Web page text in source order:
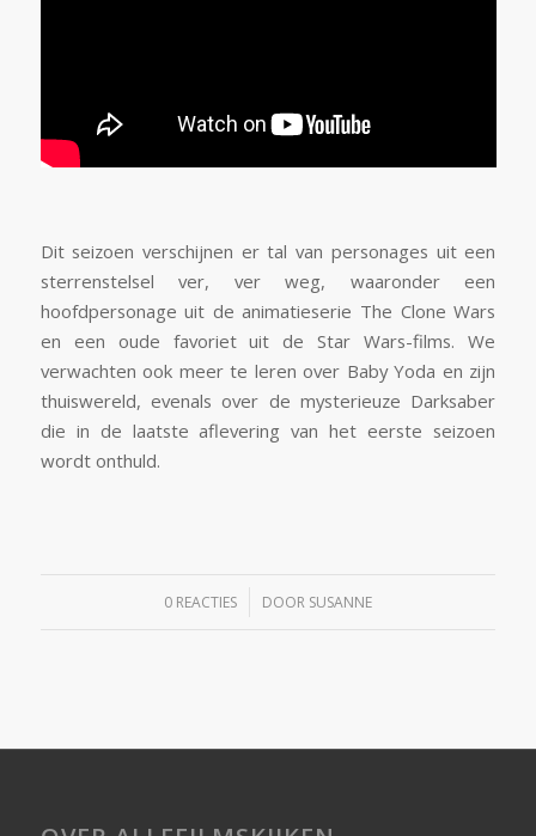
Dit seizoen verschijnen er tal van personages uit een
sterrenstelsel ver, ver weg, waaronder een
hoofdpersonage uit de animatieserie The Clone Wars
en een oude favoriet uit de Star Wars-films. We
verwachten ook meer te leren over Baby Yoda en zijn
thuiswereld, evenals over de mysterieuze Darksaber
die in de laatste aflevering van het eerste seizoen
wordt onthuld.
0 REACTIES
/ DOOR SUSANNE